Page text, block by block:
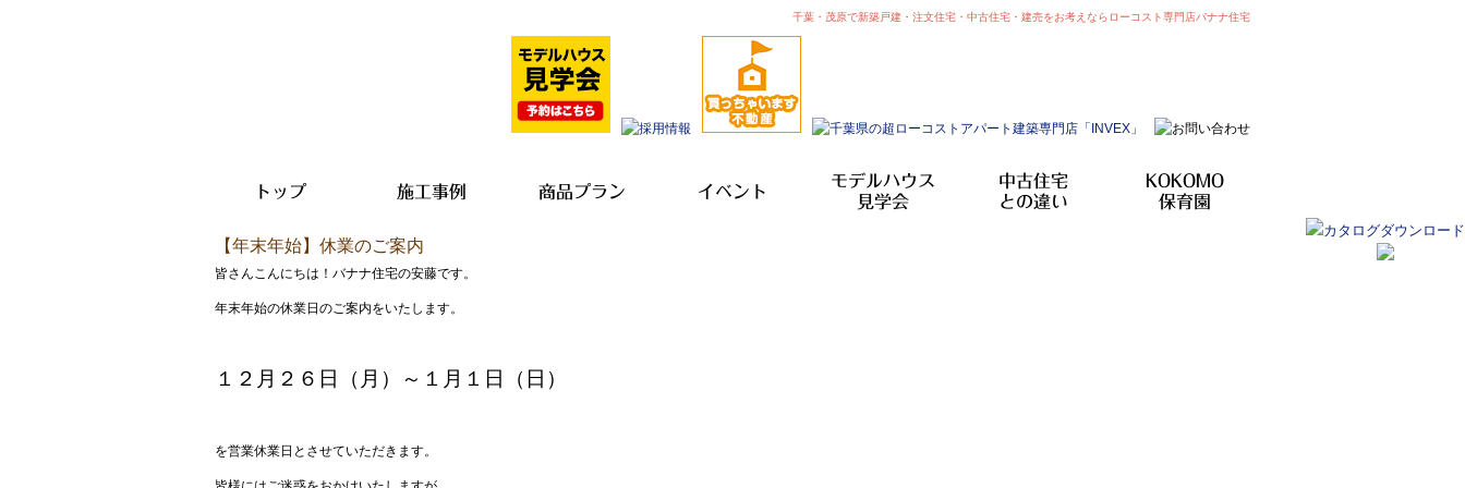
千葉・茂原で新築戸建・注文住宅・中古住宅・建売をお考えならローコスト専門店バナナ住宅
トップ 施工事例 商品プラン イベント
モデルハウス
見学会
中古住宅
との違い
KOKOMO
保育園
【年末年始】休業のご案内
皆さんこんにちは！バナナ住宅の安藤です。
年末年始の休業日のご案内をいたします。
１２月２６日（月）～１月１日（日）
を営業休業日とさせていただきます。